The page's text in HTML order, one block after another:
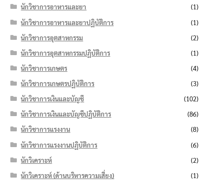
นักวิชาการอาหารและยา
(1)
นักวิชาการอาหารและยาปฏิบัติการ
(1)
นักวิชาการอุตสาหกรรม
(2)
นักวิชาการอุตสาหกรรมปฏิบัติการ
(1)
นักวิชาการเกษตร
(4)
นักวิชาการเกษตรปฏิบัติการ
(3)
นักวิชาการเงินและบัญชี
(102)
นักวิชาการเงินและบัญชีปฏิบัติการ
(86)
นักวิชาการแรงงาน
(8)
นักวิชาการแรงงานปฏิบัติการ
(6)
นักวิเคราะห์
(2)
นักวิเคราะห์ (ด้านบริหารความเสี่ยง)
(1)